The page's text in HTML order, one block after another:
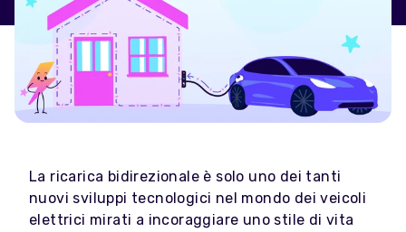
La ricarica bidirezionale è solo uno dei tanti
nuovi sviluppi tecnologici nel mondo dei veicoli
elettrici mirati a incoraggiare uno stile di vita